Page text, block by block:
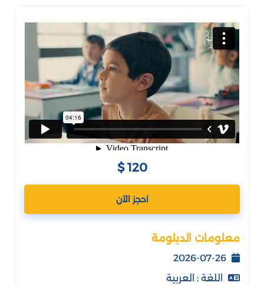
120 $
احجز الآن
معلومات الدبلومة
اللغة : العربية